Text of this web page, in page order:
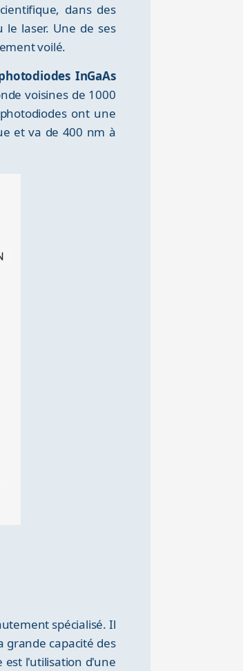
dans des
laser. Une de ses
voilé.
InGaAs
voisines de 1000
ont une
et va de 400 nm à
spécialisé. Il
grande capacité des
l'utilisation d'une